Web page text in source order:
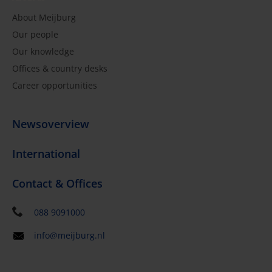
About Meijburg
Our people
Our knowledge
Offices & country desks
Career opportunities
Newsoverview
International
Contact & Offices
088 9091000
info@meijburg.nl